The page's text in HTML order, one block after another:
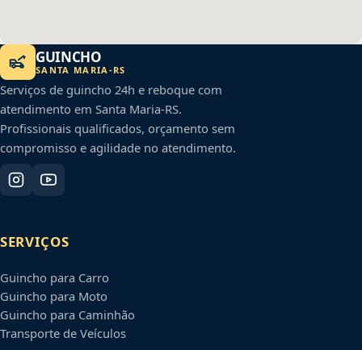
GUINCHO
SANTA MARIA -RS
Serviços de guincho 24h e reboque com
atendimento em Santa Maria-RS.
Profissionais qualificados, orçamento sem
compromisso e agilidade no atendimento.
SERVIÇOS
Guincho para Carro
Guincho para Moto
Guincho para Caminhão
Transporte de Veículos